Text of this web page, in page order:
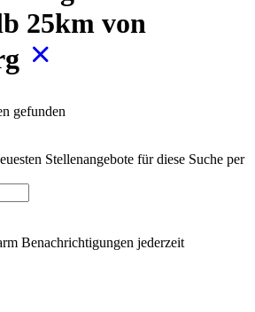
25km von
gefunden
Stellenangebote für diese Suche per
Benachrichtigungen jederzeit